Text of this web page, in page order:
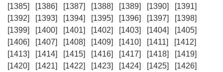
[1385]
[1386] [1387] [1388] [1389] [1390]
[1391]
[1392]
[1393] [1394] [1395] [1396] [1397]
[1398]
[1399]
[1400] [1401] [1402] [1403] [1404]
[1405]
[1406]
[1407] [1408] [1409] [1410] [1411]
[1412]
[1413]
[1414] [1415] [1416] [1417] [1418]
[1419]
[1420]
[1421] [1422] [1423] [1424] [1425]
[1426]